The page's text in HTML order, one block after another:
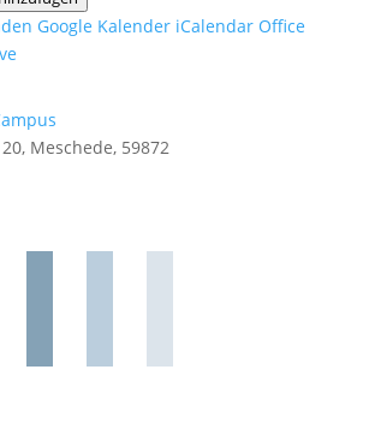
Google Kalender iCalendar Office
Meschede, 59872